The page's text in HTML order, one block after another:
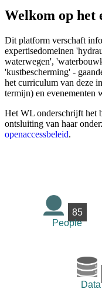
Welkom op
Dit platform verschaft
expertisedomeinen
waterwegen',
'kustbescherming' -
het curriculum van deze
termijn) en evenementen
Het WL onderschrijft het
ontsluiting van haar
openaccessbeleid.
85
People